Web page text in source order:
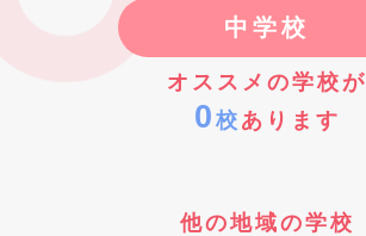
中学校
オススメの学校が
0 校 あります
他の地域の学校